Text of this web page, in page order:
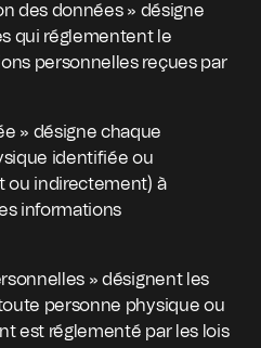
des données » désigne
qui réglementent le
personnelles reçues par
» désigne chaque
identifiée ou
ou indirectement) à
informations
» désignent les
personne physique ou
est réglementé par les lois